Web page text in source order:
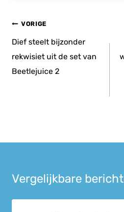
Bericht
navigatie
VORIGE
Dief steelt bijzonder
rekwisiet uit de set van
Beetlejuice 2
Vergelijkbare